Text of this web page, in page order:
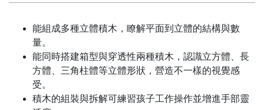
能組成多種立體積木，瞭解平面到立體的結構與數
量。
能同時搭建箱型與穿透性兩種積木，認識立方體、長
方體、三角柱體等立體形狀，營造不一樣的視覺感
受。
積木的組裝與拆解可練習孩子工作操作並增進手部靈